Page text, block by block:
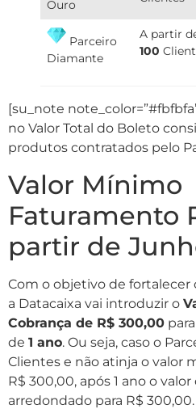
Ouro
Parceiro
Diamante
A partir
100
[su_note
no Valor Total do Boleto
produtos contratados pelo
Valor Mínimo
Faturamento
partir de
Com o objetivo de fortalecer
a Datacaixa vai introduzir o
Cobrança de R$ 300,00
de 1 ano. Ou seja, caso o
Clientes e não atinja o valor
R$ 300,00, após 1 ano o
arredondado para R$ 300,00.